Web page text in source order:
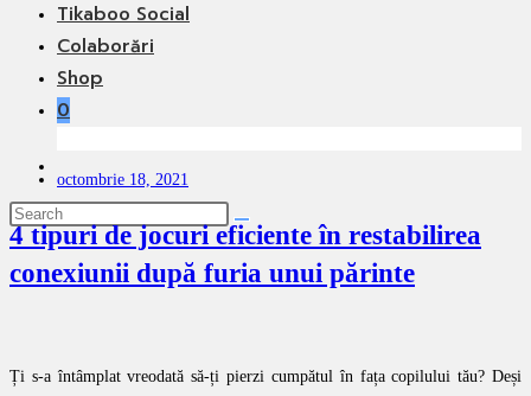
Tikaboo Social
Colaborări
Shop
0
website
search
octombrie 18, 2021
4 tipuri de jocuri eficiente în restabilirea
conexiunii după furia unui părinte
Ți s-a întâmplat vreodată să-ți pierzi cumpătul în fața copilului tău? Deși